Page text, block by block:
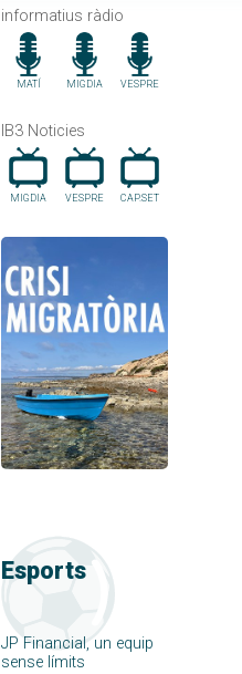
informatius ràdio
MATÍ MIGDIA VESPRE
IB3 Noticies
MIGDIA VESPRE CAP.SET
Esports
JP Financial, un equip
sense límits